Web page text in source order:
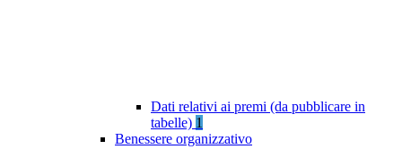
Dati relativi ai premi (da pubblicare in
tabelle) 1
Benessere organizzativo